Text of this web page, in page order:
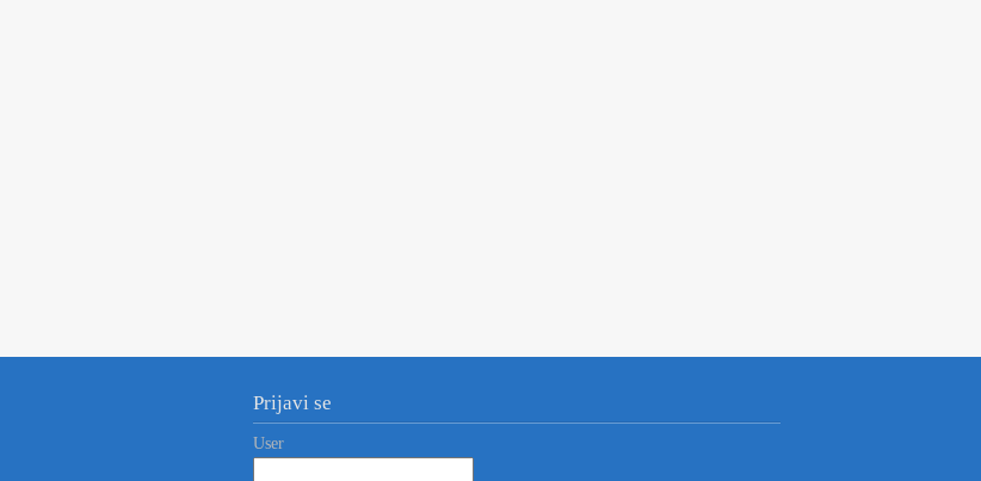
Prijavi se
User